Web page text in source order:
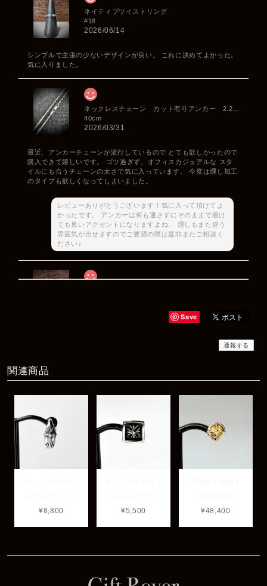
ネイティブツイストリング
#18
2026/06/14
シンプルで主張の少ないデザインが良い。 これに決めてよかった。
気に入りました。
40cm
2026/03/31
最近、アンカーチェーンが流行しているので とても欲しかったので
購入できて嬉しいです。 ゴツ過ぎず、オフィスカジュアルな スタ
イルにも合うチェーンの太さで気に入っています。 今度は燻し加工
のタイプも欲しくなってしまいました。
レビューありがとうございます！気に入って頂けてよ
かったです。 アンカーは何も通さずにそのままで着け
ても良いアクセントになりますよね。 燻しもまた違う
雰囲気が出せますのでご要望の際は是非またご相談く
ださい♪
Save
通報する
関連商品
¥8,800
¥5,500
¥48,400